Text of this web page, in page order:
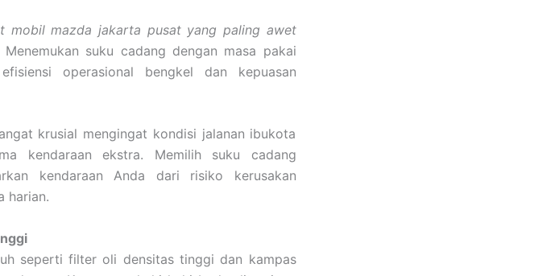
mobil mazda jakarta pusat yang paling awet
suku cadang dengan masa pakai
operasional bengkel dan kepuasan
krusial mengingat kondisi jalanan ibukota
kendaraan ekstra. Memilih suku cadang
kendaraan Anda dari risiko kerusakan
harian.
seperti filter oli densitas tinggi dan kampas